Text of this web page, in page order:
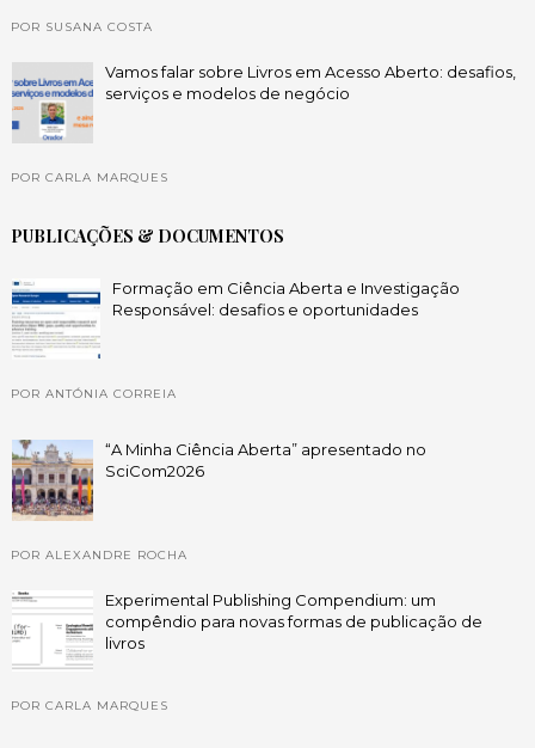
POR SUSANA COSTA
Vamos falar sobre Livros em Acesso Aberto: desafios,
serviços e modelos de negócio
POR CARLA MARQUES
PUBLICAÇÕES & DOCUMENTOS
Formação em Ciência Aberta e Investigação
Responsável: desafios e oportunidades
POR ANTÓNIA CORREIA
“A Minha Ciência Aberta” apresentado no
SciCom2026
POR ALEXANDRE ROCHA
Experimental Publishing Compendium: um
compêndio para novas formas de publicação de
livros
POR CARLA MARQUES